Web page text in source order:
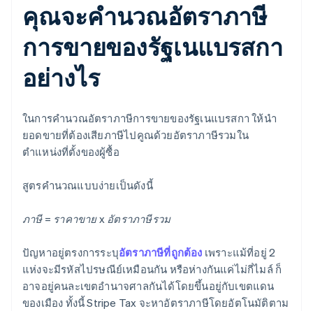
คุณจะคำนวณอัตราภาษี
การขายของรัฐเนแบรสกา
อย่างไร
ในการคำนวณอัตราภาษีการขายของรัฐเนแบรสกา ให้นำ
ยอดขายที่ต้องเสียภาษีไปคูณด้วยอัตราภาษีรวมใน
ตำแหน่งที่ตั้งของผู้ซื้อ
สูตรคำนวณแบบง่ายเป็นดังนี้
ภาษี = ราคาขาย x อัตราภาษีรวม
ปัญหาอยู่ตรงการระบุอัตราภาษีที่ถูกต้อง เพราะแม้ที่อยู่ 2
แห่งจะมีรหัสไปรษณีย์เหมือนกัน หรือห่างกันแค่ไม่กี่ไมล์ ก็
อาจอยู่คนละเขตอำนาจศาลกันได้โดยขึ้นอยู่กับเขตแดน
ของเมือง ทั้งนี้ Stripe Tax จะหาอัตราภาษีโดยอัตโนมัติตาม